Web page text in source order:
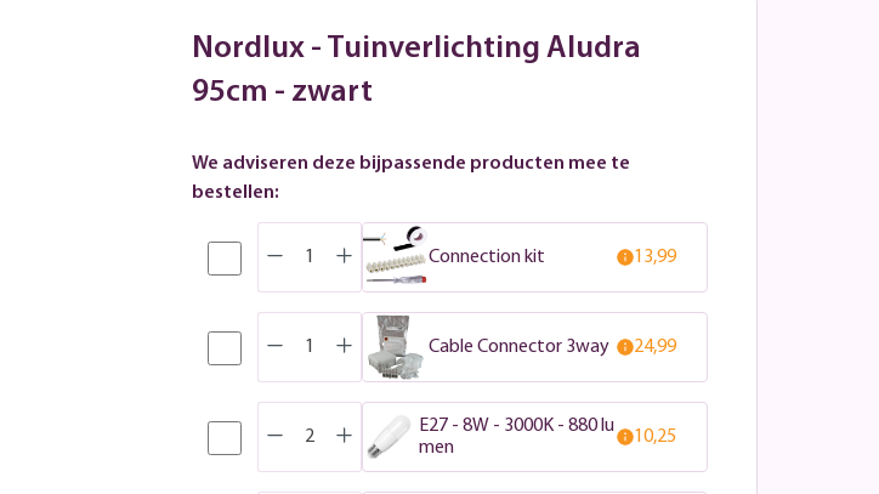
Nordlux - Tuinverlichting Aludra
95cm - zwart
We adviseren deze bijpassende producten mee te
bestellen:
Connection kit 13,99
Cable Connector 3way 24,99
E27 - 8W - 3000K - 880 lu
men
10,25